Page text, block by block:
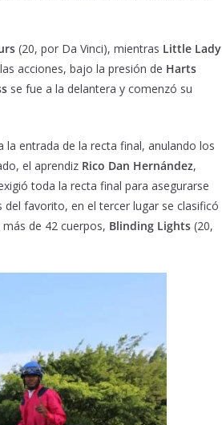
(20, por Da Vinci), mientras Little Lady
acciones, bajo la presión de Harts
se fue a la delantera y comenzó su
entrada de la recta final, anulando los
el aprendiz Rico Dan Hernández,
toda la recta final para asegurarse
favorito, en el tercer lugar se clasificó
más de 42 cuerpos, Blinding Lights (20,